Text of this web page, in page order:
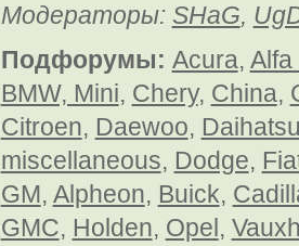
Модераторы: SHaG,
Подфорумы: Acura, Alfa
BMW, Mini, Chery, China,
Citroen, Daewoo,
miscellaneous, Dodge,
GM, Alpheon, Buick,
GMC, Holden, Opel,